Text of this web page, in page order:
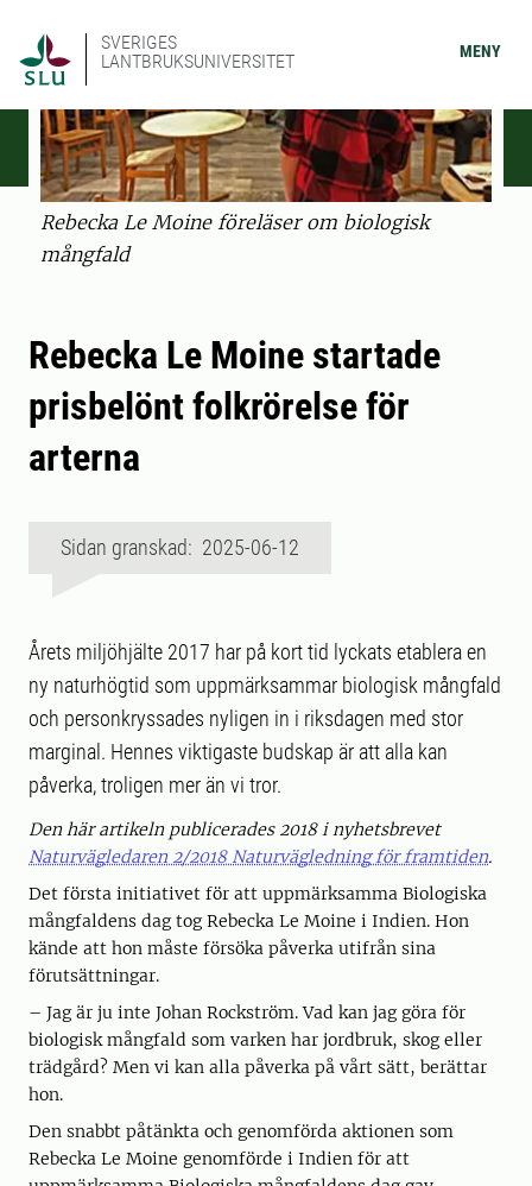
SVERIGES
LANTBRUKSUNIVERSITET
MENY
Rebecka Le Moine föreläser om biologisk
mångfald
Rebecka Le Moine startade
prisbelönt folkrörelse för
arterna
Sidan granskad: 2025-06-12
Årets miljöhjälte 2017 har på kort tid lyckats etablera en
ny naturhögtid som uppmärksammar biologisk mångfald
och personkryssades nyligen in i riksdagen med stor
marginal. Hennes viktigaste budskap är att alla kan
påverka, troligen mer än vi tror.
Den här artikeln publicerades 2018 i nyhetsbrevet
Naturvägledaren 2/2018 Naturvägledning för framtiden.
Det första initiativet för att uppmärksamma Biologiska
mångfaldens dag tog Rebecka Le Moine i Indien. Hon
kände att hon måste försöka påverka utifrån sina
förutsättningar.
– Jag är ju inte Johan Rockström. Vad kan jag göra för
biologisk mångfald som varken har jordbruk, skog eller
trädgård? Men vi kan alla påverka på vårt sätt, berättar
hon.
Den snabbt påtänkta och genomförda aktionen som
Rebecka Le Moine genomförde i Indien för att